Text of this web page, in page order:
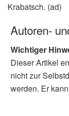
Krabatsch. (ad)
Autoren-
Wichtiger
Dieser Artikel
nicht zur
werden. Er